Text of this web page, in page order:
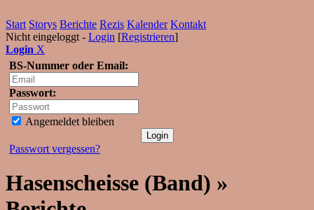
Start Storys Berichte Rezis Kalender Kontakt
Nicht eingeloggt - Login [Registrieren]
Login X
BS-Nummer oder Email:
Passwort:
Angemeldet bleiben
Passwort vergessen?
Hasenscheisse (Band) »